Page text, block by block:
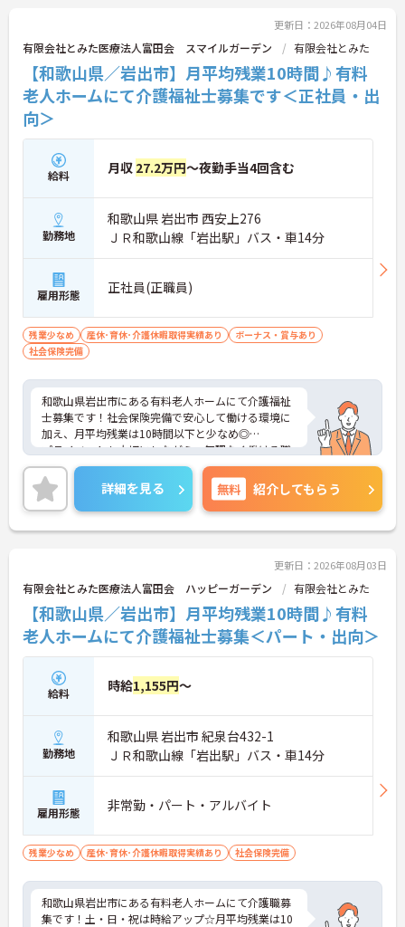
詳細をお話しいたしますのでお気軽にご相談くださ
い！
更新日：2026年08月04日
有限会社とみた医療法人富田会 スマイルガーデン 有限会社とみた
【和歌山県／岩出市】月平均残業10時間♪有料
老人ホームにて介護福祉士募集です＜正社員・出
向＞
給料 月収 27.2万円～夜勤手当4回含む
勤務地
和歌山県 岩出市 西安上276
ＪＲ和歌山線「岩出駅」バス・車14分
雇用形態 正社員(正職員)
残業少なめ 産休･育休･介護休暇取得実績あり
ボーナス・賞与あり
社会保険完備
和歌山県岩出市にある有料老人ホームにて介護福祉
士募集です！社会保険完備で安心して働ける環境に
加え、月平均残業は10時間以下と少なめ◎
プライベートも大切にしながら、無理なく働ける職
場です。ご興味のある方には、面接対策ポイントな
ど、さらに詳細をご案内しますのでお気軽にご相談
ください！
詳細を見る 無料 紹介してもらう
更新日：2026年08月03日
有限会社とみた医療法人富田会 ハッピーガーデン 有限会社とみた
【和歌山県／岩出市】月平均残業10時間♪有料
老人ホームにて介護福祉士募集＜パート・出向＞
給料 時給1,155円～
勤務地
和歌山県 岩出市 紀泉台432-1
ＪＲ和歌山線「岩出駅」バス・車14分
雇用形態 非常勤・パート・アルバイト
残業少なめ 産休･育休･介護休暇取得実績あり 社会保険完備
和歌山県岩出市にある有料老人ホームにて介護職募
集です！土・日・祝は時給アップ☆月平均残業は10